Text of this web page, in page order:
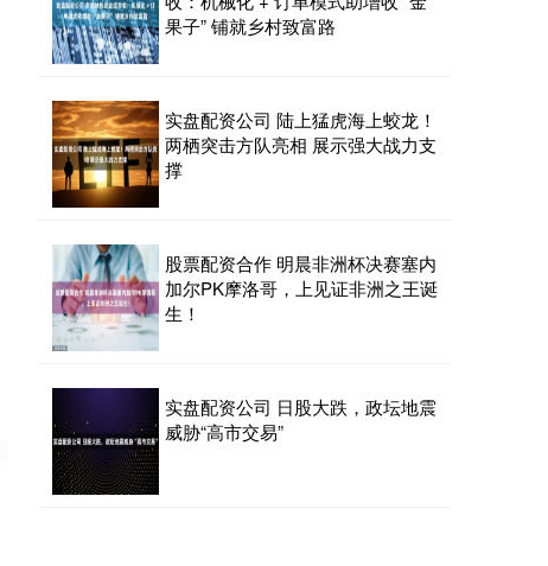
果子” 铺就乡村致富路
实盘配资公司 陆上猛虎海上蛟龙！
两栖突击方队亮相 展示强大战力支
撑
股票配资合作 明晨非洲杯决赛塞内
加尔PK摩洛哥，上见证非洲之王诞
生！
实盘配资公司 日股大跌，政坛地震
威胁“高市交易”